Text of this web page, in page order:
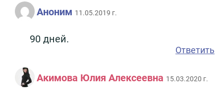
Аноним 11.05.2019 г.
90 дней.
Ответить
Акимова Юлия Алексеевна 15.03.2020 г.